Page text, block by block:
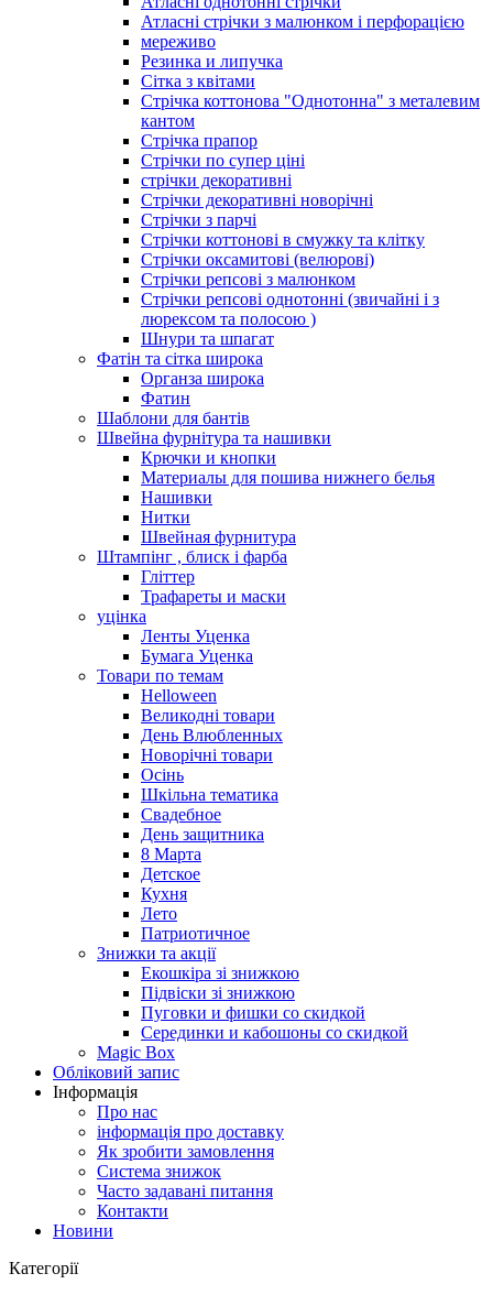
Атласні стрічки з малюнком і перфорацією
мереживо
Резинка и липучка
Сітка з квітами
Стрічка коттонова "Однотонна" з металевим
кантом
Стрічка прапор
Стрічки по супер ціні
стрічки декоративні
Стрічки декоративні новорічні
Стрічки з парчі
Стрічки коттонові в смужку та клітку
Стрічки оксамитові (велюрові)
Стрічки репсові з малюнком
Стрічки репсові однотонні (звичайні і з
люрексом та полосою )
Шнури та шпагат
Фатін та сітка широка
Органза широка
Фатин
Шаблони для бантів
Швейна фурнітура та нашивки
Крючки и кнопки
Материалы для пошива нижнего белья
Нашивки
Нитки
Швейная фурнитура
Штампінг , блиск і фарба
Гліттер
Трафареты и маски
уцінка
Ленты Уценка
Бумага Уценка
Товари по темам
Helloween
Великодні товари
День Влюбленных
Новорічні товари
Осінь
Шкільна тематика
Свадебное
День защитника
8 Марта
Детское
Кухня
Лето
Патриотичное
Знижки та акції
Екошкіра зі знижкою
Підвіски зі знижкою
Пуговки и фишки со скидкой
Серединки и кабошоны со скидкой
Magic Box
Обліковий запис
Інформація
Про нас
інформація про доставку
Як зробити замовлення
Система знижок
Часто задавані питання
Контакти
Новини
Категорії